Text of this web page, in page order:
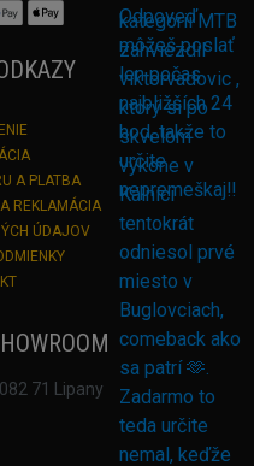
A PLATBA
REKLAMÁCIA
ÚDAJOV
71 Lipany